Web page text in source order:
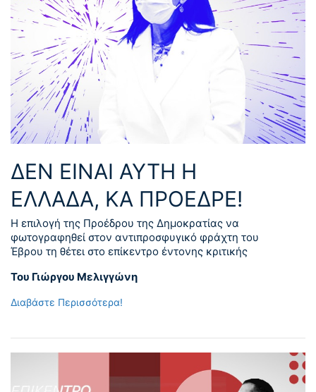
ΔΕΝ ΕΙΝΑΙ ΑΥΤΗ Η
ΕΛΛΑΔΑ, ΚΑ ΠΡΟΕΔΡΕ!
Η επιλογή της Προέδρου της Δημοκρατίας να
φωτογραφηθεί στον αντιπροσφυγικό φράχτη του
Έβρου τη θέτει στο επίκεντρο έντονης κριτικής
Του Γιώργου Μελιγγώνη
Διαβάστε Περισσότερα!